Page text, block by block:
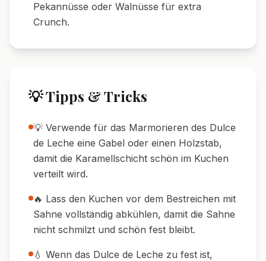
Pekannüsse oder Walnüsse für extra
Crunch.
💡 Tipps & Tricks
💡 Verwende für das Marmorieren des Dulce
de Leche eine Gabel oder einen Holzstab,
damit die Karamellschicht schön im Kuchen
verteilt wird.
🔥 Lass den Kuchen vor dem Bestreichen mit
Sahne vollständig abkühlen, damit die Sahne
nicht schmilzt und schön fest bleibt.
💧 Wenn das Dulce de Leche zu fest ist,